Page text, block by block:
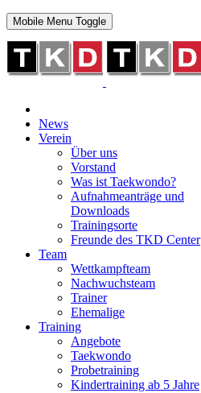
Mobile Menu Toggle
News
Verein
Über uns
Vorstand
Was ist Taekwondo?
Aufnahmeanträge und
Downloads
Trainingsorte
Freunde des TKD Center
Team
Wettkampfteam
Nachwuchsteam
Trainer
Ehemalige
Training
Angebote
Taekwondo
Probetraining
Kindertraining ab 5 Jahre